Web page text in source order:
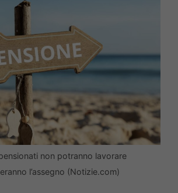
non potranno lavorare
l’assegno (Notizie.com)